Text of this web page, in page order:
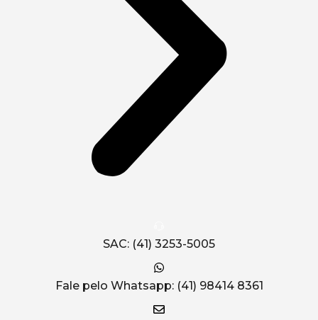
SAC: (41) 3253-5005
Fale pelo Whatsapp: (41) 98414 8361